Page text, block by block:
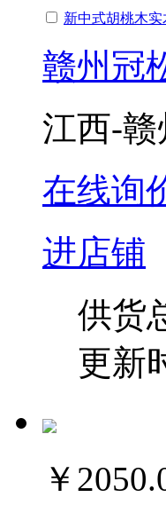
新中式胡桃木
赣州冠
江西-赣
在线询
进店铺
供货
更新
￥